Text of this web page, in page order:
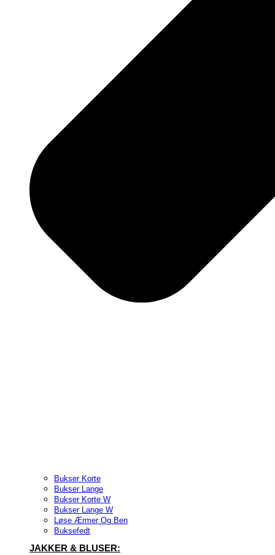
Bukser Korte
Bukser Lange
Bukser Korte W
Bukser Lange W
Løse Ærmer Og Ben
Buksefedt
JAKKER & BLUSER: